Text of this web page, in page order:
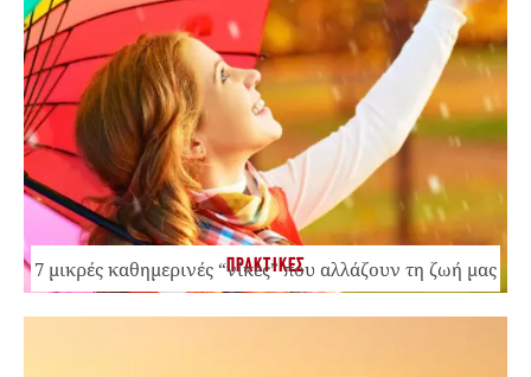
ΠΡΑΚΤΙΚΕΣ
7 μικρές καθημερινές “νίκες” που αλλάζουν τη ζωή μας